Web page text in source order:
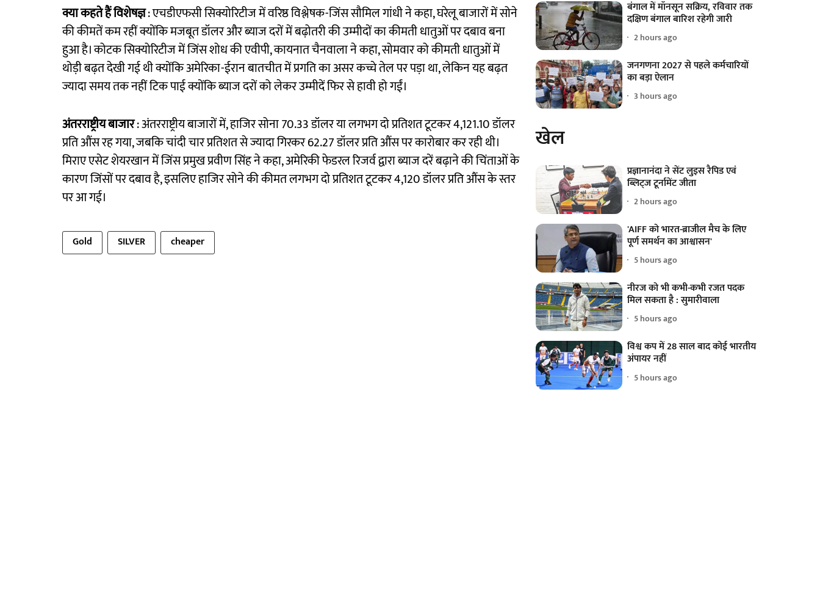
क्या कहते हैं विशेषज्ञ: एचडीएफसी सिक्योरिटीज में वरिष्ठ विश्लेषक-जिंस सौमिल गांधी ने कहा, घरेलू बाजारों में सोने
की कीमतें कम रहीं क्योंकि मजबूत डॉलर और ब्याज दरों में बढ़ोतरी की उम्मीदों का कीमती धातुओं पर दबाव बना
हुआ है। कोटक सिक्योरिटीज में जिंस शोध की एवीपी, कायनात चैनवाला ने कहा, सोमवार को कीमती धातुओं में
थोड़ी बढ़त देखी गई थी क्योंकि अमेरिका-ईरान बातचीत में प्रगति का असर कच्चे तेल पर पड़ा था, लेकिन यह बढ़त
ज्यादा समय तक नहीं टिक पाई क्योंकि ब्याज दरों को लेकर उम्मीदें फिर से हावी हो गईं।
अंतरराष्ट्रीय बाजार: अंतरराष्ट्रीय बाजारों में, हाजिर सोना 70.33 डॉलर या लगभग दो प्रतिशत टूटकर 4,121.10 डॉलर
प्रति औंस रह गया, जबकि चांदी चार प्रतिशत से ज्यादा गिरकर 62.27 डॉलर प्रति औंस पर कारोबार कर रही थी।
मिराए एसेट शेयरखान में जिंस प्रमुख प्रवीण सिंह ने कहा, अमेरिकी फेडरल रिजर्व द्वारा ब्याज दरें बढ़ाने की चिंताओं के
कारण जिंसों पर दबाव है, इसलिए हाजिर सोने की कीमत लगभग दो प्रतिशत टूटकर 4,120 डॉलर प्रति औंस के स्तर
पर आ गई।
Gold SILVER cheaper
बंगाल में मॉनसून सक्रिय, रविवार तक
दक्षिण बंगाल बारिश रहेगी जारी
2 hours ago
जनगणना 2027 से पहले कर्मचारियों
का बड़ा ऐलान
3 hours ago
खेल
प्रज्ञानानंदा ने सेंट लुइस रैपिड एवं
ब्लिट्ज टूर्नामेंट जीता
2 hours ago
'AIFF को भारत-ब्राजील मैच के लिए
पूर्ण समर्थन का आश्वासन'
5 hours ago
नीरज को भी कभी-कभी रजत पदक
मिल सकता है : सुमारीवाला
5 hours ago
विश्व कप में 28 साल बाद कोई भारतीय
अंपायर नहीं
5 hours ago